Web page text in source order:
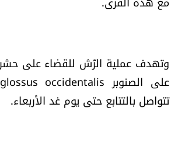
العالم
الصحافة الإسرائيلية
وتهدف عملية الرّش للقضاء على
تتواصل بالتتابع حتى يوم غد الأربعاء.